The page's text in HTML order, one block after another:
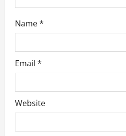
Name*
Email *
Website